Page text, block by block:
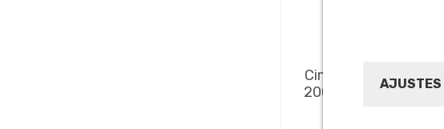
AJUSTES
Cinta pastor premium
200m 20x06x0,16mm